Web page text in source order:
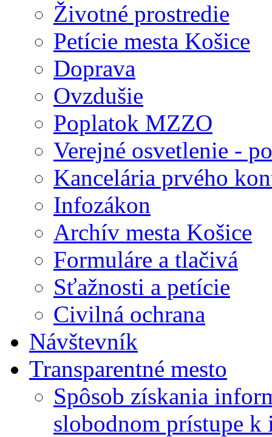
Životné prostredie
Petície mesta Košice
Doprava
Ovzdušie
Poplatok MZZO
Verejné osvetlenie -
Kancelária prvého
Infozákon
Archív mesta Košice
Formuláre a tlačivá
Sťažnosti a petície
Civilná ochrana
Návštevník
Transparentné mesto
Spôsob získania
slobodnom prístupe